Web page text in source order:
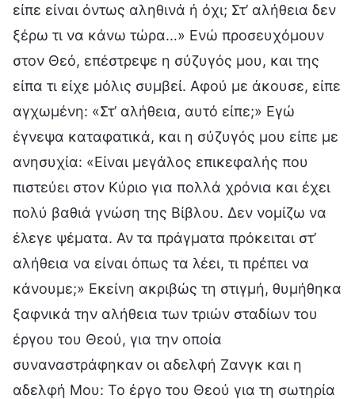
είπε είναι όντως αληθινά ή όχι; Στ’ αλήθεια δεν
ξέρω τι να κάνω τώρα…» Ενώ προσευχόμουν
στον Θεό, επέστρεψε η σύζυγός μου, και της
είπα τι είχε μόλις συμβεί. Αφού με άκουσε, είπε
αγχωμένη: «Στ’ αλήθεια, αυτό είπε;» Εγώ
έγνεψα καταφατικά, και η σύζυγός μου είπε με
ανησυχία: «Είναι μεγάλος επικεφαλής που
πιστεύει στον Κύριο για πολλά χρόνια και έχει
πολύ βαθιά γνώση της Βίβλου. Δεν νομίζω να
έλεγε ψέματα. Αν τα πράγματα πρόκειται στ’
αλήθεια να είναι όπως τα λέει, τι πρέπει να
κάνουμε;» Εκείνη ακριβώς τη στιγμή, θυμήθηκα
ξαφνικά την αλήθεια των τριών σταδίων του
έργου του Θεού, για την οποία
συναναστράφηκαν οι αδελφή Ζανγκ και η
αδελφή Μου: Το έργο του Θεού για τη σωτηρία